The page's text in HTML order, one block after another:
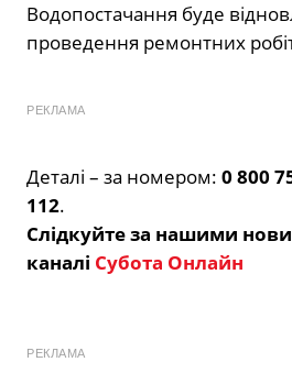
Водопостачання буде
проведення ремонтних
РЕКЛАМА
Деталі – за номером: 0 800
112.
Слідкуйте за нашими
каналі Субота Онлайн
РЕКЛАМА